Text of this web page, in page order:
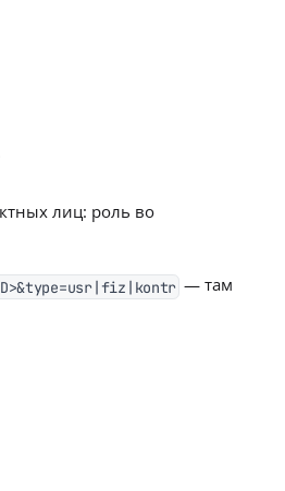
лиц: роль во
— там